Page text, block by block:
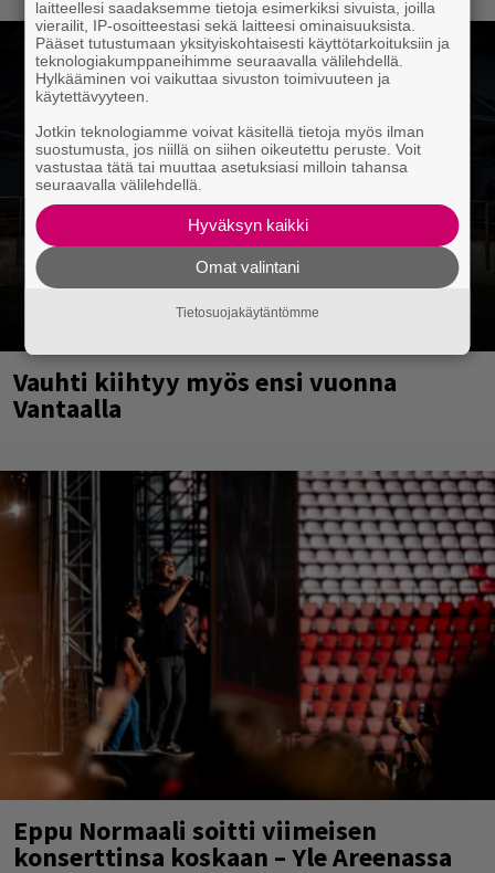
Vauhti kiihtyy myös ensi vuonna
Vantaalla
Eppu Normaali soitti viimeisen
konserttinsa koskaan – Yle Areenassa
laitteellesi saadaksemme tietoja esimerkiksi sivuista, joilla
vierailit, IP-osoitteestasi sekä laitteesi ominaisuuksista.
Pääset tutustumaan yksityiskohtaisesti käyttötarkoituksiin ja
teknologiakumppaneihimme seuraavalla välilehdellä.
Hylkääminen voi vaikuttaa sivuston toimivuuteen ja
käytettävyyteen.
Jotkin teknologiamme voivat käsitellä tietoja myös ilman
suostumusta, jos niillä on siihen oikeutettu peruste. Voit
vastustaa tätä tai muuttaa asetuksiasi milloin tahansa
seuraavalla välilehdellä.
Hyväksyn kaikki
Omat valintani
Tietosuojakäytäntömme